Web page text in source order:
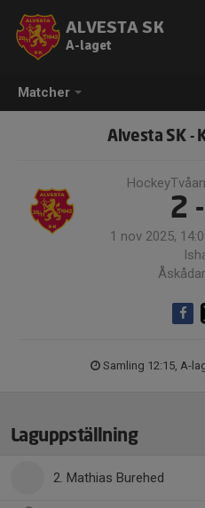
Matcher
ALVESTA SK
A-laget
Alvesta SK -
2
1 nov 2025,
Samling 12:15, A-
Laguppställning
2. Mathias Burehed